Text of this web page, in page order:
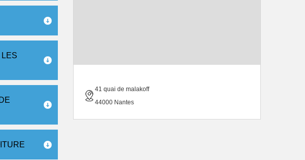
41 quai de malakoff
44000 Nantes